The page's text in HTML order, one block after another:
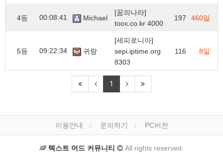
4등 00:08:41 Michael
[꿈의나라]
toox.co.kr 4000
197 460일
5등 09:22:34 귀랑
[세피로니아]
sepi.iptime.org
8303
116 8일
1
이용안내 문의하기 PC버전
텍스트 머드 커뮤니티 All rights reserved.